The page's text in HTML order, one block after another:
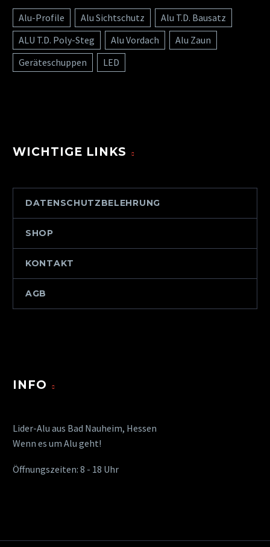
Alu-Profile Alu Sichtschutz
Alu T.D. Bausatz
ALU T.D. Poly-Steg
Alu Vordach
Alu Zaun
Geräteschuppen
LED
WICHTIGE LINKS
DATENSCHUTZBELEHRUNG
SHOP
KONTAKT
AGB
INFO
Lider-Alu aus Bad Nauheim, Hessen
Wenn es um Alu geht!
Öffnungszeiten: 8 - 18 Uhr